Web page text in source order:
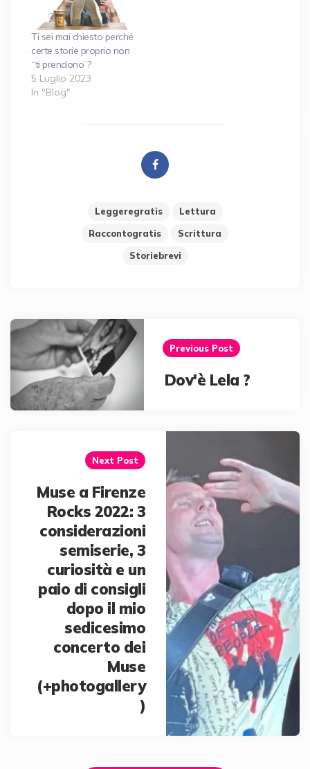
Ti sei mai chiesto perché
certe storie proprio non
“ti prendono”?
5 Luglio 2023
In "Blog"
Leggeregratis
Lettura
Raccontogratis
Scrittura
Storiebrevi
Post
navigation
Previous Post
Dov'è Lela ?
Next Post
Muse a Firenze
Rocks 2022: 3
considerazioni
semiserie, 3
curiosità e un
paio di consigli
dopo il mio
sedicesimo
concerto dei
Muse
(+photogallery
)